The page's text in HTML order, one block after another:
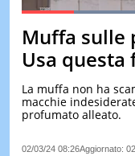
PauseUnmute
Muffa sulle
Usa
La muffa non ha
macchie
profumato alleato.
02/03/24 08:26Aggiornato: